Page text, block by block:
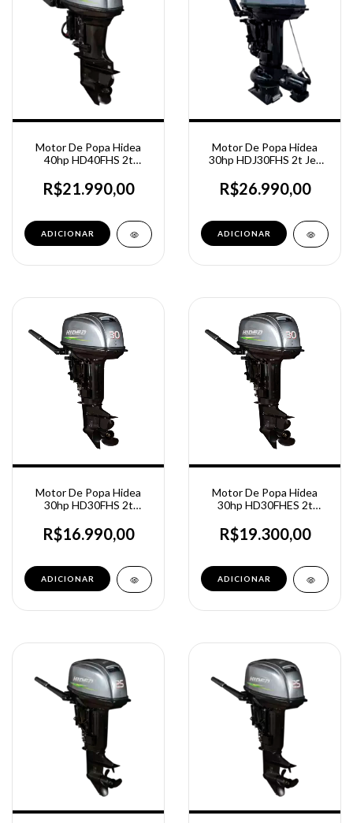
Motor De Popa Hidea
40hp HD40FHS 2t
curta
R$21.990,00
Motor De Popa Hidea
30hp HDJ30FHS 2t Jet
R$26.990,00
Motor De Popa Hidea
30hp HD30FHS 2t
R$16.990,00
Motor De Popa Hidea
30hp HD30FHES 2t
R$19.300,00